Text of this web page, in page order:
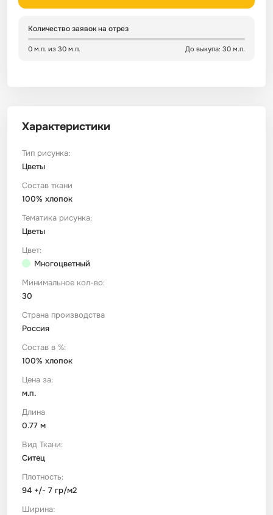
Количество заявок на отрез
0 м.п. из 30 м.п. До выкупа: 30 м.п.
Характеристики
Тип рисунка:
Цветы
Состав ткани
100% хлопок
Тематика рисунка:
Цветы
Цвет:
Многоцветный
Минимальное кол-во:
30
Страна производства
Россия
Состав в %:
100% хлопок
Цена за:
м.п.
Длина
0.77 м
Вид Ткани:
Ситец
Плотность:
94 +/- 7 гр/м2
Ширина:
Сатин
Сатин Страйп
Сатин Твил
Сетка
Ситец
Спанбонд
ТиСи Твил
Трикотаж
Тюль
Фланель
Флис
Штапель
Зеленый
Детский
Город / архитектура
Морская тема
Космос
Техника / транспорт
Этнический